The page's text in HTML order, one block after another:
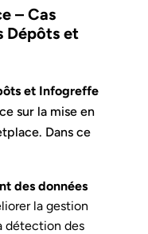
– Cas
Dépôts et
et Infogreffe
sur la mise en
Dans ce
des données
la gestion
détection des